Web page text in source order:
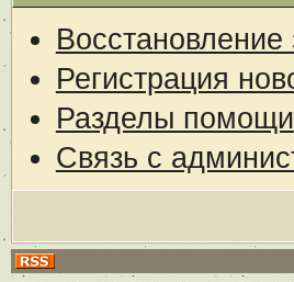
Восстановление
Регистрация
Разделы помощи
Связь с